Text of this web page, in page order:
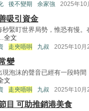
後不變期 余家強 2025年10
吸引資金
秒緊盯世界局勢，惟恐有慢
全文
走夾唔唞 九叔 2025年10月
變
現泡沫的聲音已經有一段時
文
走夾唔唞 九叔 2025年10月
目 可助推銷港美食